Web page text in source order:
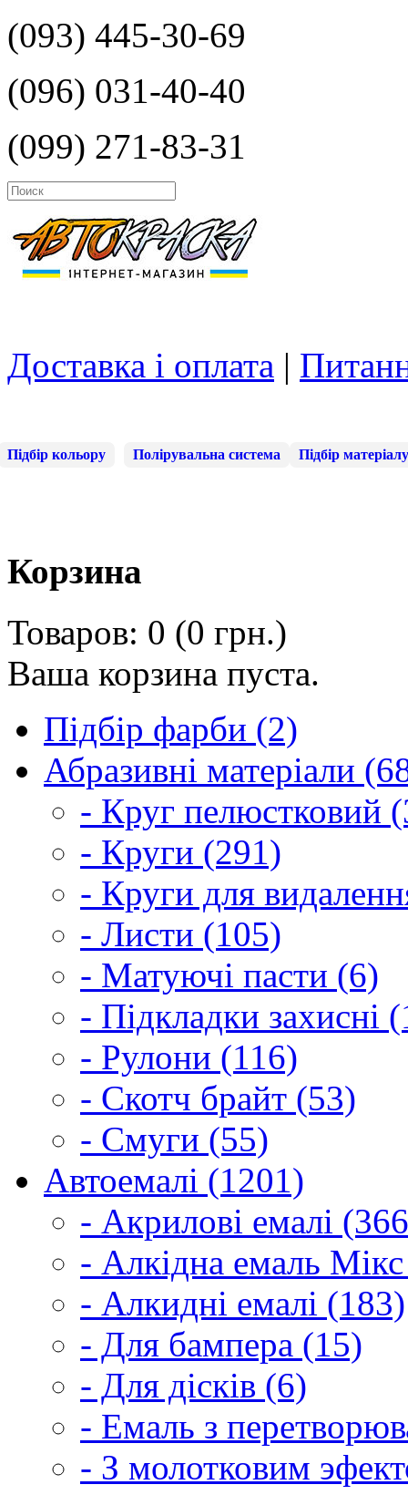
(093) 445-30-69
(096) 031-40-40
(099) 271-83-31
Доставка і оплата |
Підбір кольору Полірувальна система Підбір матеріалу
Корзина
Товаров: 0 (0 грн.)
Ваша корзина пуста.
Підбір фарби (2)
Абразивні матеріали
- Круг пелюстковий
- Круги (291)
- Круги для
- Листи (105)
- Матуючі пасти (6)
- Підкладки захисні
- Рулони (116)
- Скотч брайт (53)
- Смуги (55)
Автоемалі (1201)
- Акрилові емалі
- Алкідна емаль
- Алкидні емалі (183)
- Для бампера (15)
- Для дісків (6)
- Емаль з
- З молотковим